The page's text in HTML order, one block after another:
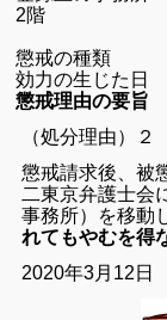
2階
ベリーベ
懲戒の種
効力の生じた
懲戒理由の要旨
（処分理由）
２
懲戒請求後、被
二東京弁護士会
事務所）を移動
れてもやむを得
2020年3月12